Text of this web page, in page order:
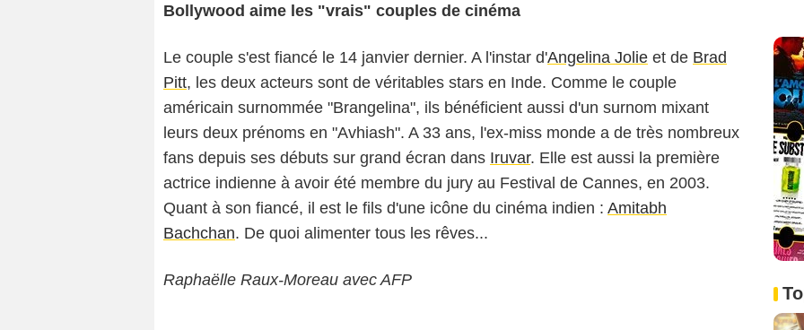
Bollywood aime les "vrais" couples de cinéma
Le couple s'est fiancé le 14 janvier dernier. A l'instar d'Angelina Jolie et de Brad
Pitt, les deux acteurs sont de véritables stars en Inde. Comme le couple
américain surnommée "Brangelina", ils bénéficient aussi d'un surnom mixant
leurs deux prénoms en "Avhiash". A 33 ans, l'ex-miss monde a de très nombreux
fans depuis ses débuts sur grand écran dans Iruvar. Elle est aussi la première
actrice indienne à avoir été membre du jury au Festival de Cannes, en 2003.
Quant à son fiancé, il est le fils d'une icône du cinéma indien : Amitabh
Bachchan. De quoi alimenter tous les rêves...
Raphaëlle Raux-Moreau avec AFP